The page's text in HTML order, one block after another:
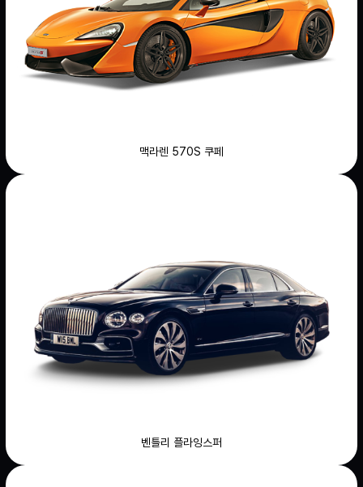
맥라렌 570S 쿠페
벤틀리 플라잉스퍼